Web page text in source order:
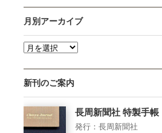
月別アーカイブ
新刊のご案内
長周新聞社 特製手帳
発行：長周新聞社